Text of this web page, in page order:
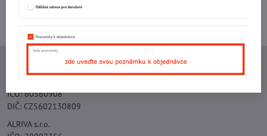
+420 577 523 563
Ing. Vojtěch Lečbych - IVL
IČO: 60560908
DIČ: CZ5602130809
ALRIVA s.r.o.